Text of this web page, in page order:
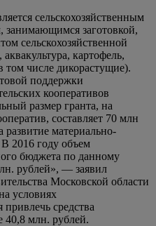
сельскохозяйственным
занимающимся заготовкой,
сельскохозяйственной
картофель,
числе дикорастущие).
поддержки
кооперативов
размер гранта, на
составляет 70 млн
развитие материально-
В 2016 году объем
бюджета по данному
рублей», — заявил
Московской области
условиях
средства
40,8 млн. рублей.